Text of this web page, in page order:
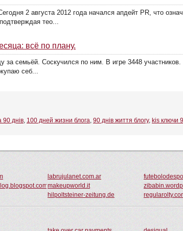
2 августа 2012 года начался апдейт PR, что
тео...
всё по плану.
за семьёй. Соскучился по ним. В игре 3448
себ...
90 днів, 100 дней жизни блога, 90 днів життя блогу, kis ключи
labrujulanet.com.ar
makeupworld.it
hilpoltsteiner-zeitung.de